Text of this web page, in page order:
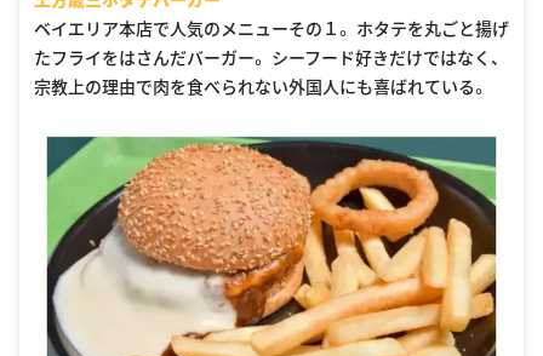
ベイエリア本店で人気のメニューその１。 ホタテを丸ごと揚げ
たフライをはさんだバーガー。 シーフード好きだけではなく、
宗教上の理由で肉を食べられない外国人にも喜ばれている。